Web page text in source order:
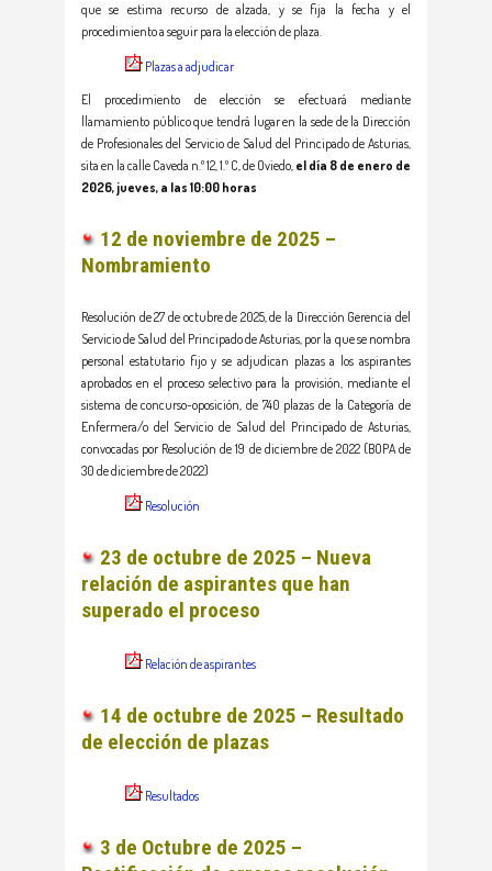
que se estima recurso de alzada, y se fija la fecha y el
procedimiento a seguir para la elección de plaza.
Plazas a adjudicar
El procedimiento de elección se efectuará mediante
llamamiento público que tendrá lugar en la sede de la Dirección
de Profesionales del Servicio de Salud del Principado de Asturias,
sita en la calle Caveda n.º 12, 1.º C, de Oviedo, el día 8 de enero de
2026, jueves, a las 10:00 horas
12 de noviembre de 2025 –
Nombramiento
Resolución de 27 de octubre de 2025, de la Dirección Gerencia del
Servicio de Salud del Principado de Asturias, por la que se nombra
personal estatutario fijo y se adjudican plazas a los aspirantes
aprobados en el proceso selectivo para la provisión, mediante el
sistema de concurso-oposición, de 740 plazas de la Categoría de
Enfermera/o del Servicio de Salud del Principado de Asturias,
convocadas por Resolución de 19 de diciembre de 2022 (BOPA de
30 de diciembre de 2022)
Resolución
23 de octubre de 2025 – Nueva
relación de aspirantes que han
superado el proceso
Relación de aspirantes
14 de octubre de 2025 – Resultado
de elección de plazas
Resultados
3 de Octubre de 2025 –